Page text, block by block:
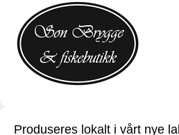
Produseres lokalt i vårt nye